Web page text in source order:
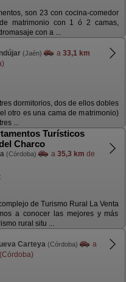
son 23 con cocina-comedor
matrimonio con 1 ó 2 camas,
con a ...
(Jaén) a 33,1 km
dormitorios, dos de ellos dobles
otro es una cama de matrimonio)
...
Turísticos
Charco
(Córdoba) a 35,3 km de
de Turismo Rural La Venta
a conocer las mejores y más
rural situ ...
Carteya (Córdoba)
a